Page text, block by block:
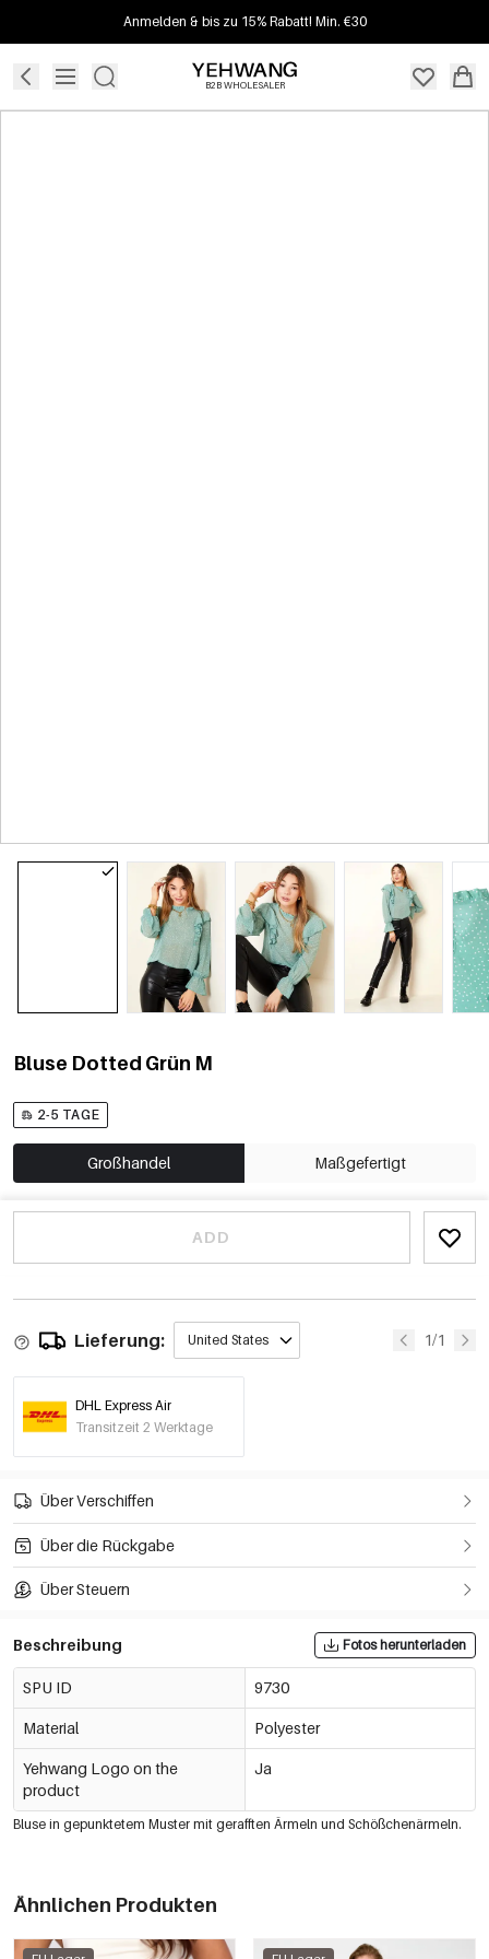
Anmelden & bis zu 15% Rabatt! Min. €30
B2B WHOLESALER
Bluse Dotted Grün M
2-5 TAGE
Großhandel Maßgefertigt
ADD
Lieferung: United States 1/1
DHL Express Air
Transitzeit 2 Werktage
Über Verschiffen
Über die Rückgabe
Über Steuern
Beschreibung Fotos herunterladen
SPU ID 9730
Material Polyester
Yehwang Logo on the
product
Ja
Bluse in gepunktetem Muster mit gerafften Ärmeln und Schößchenärmeln.
Ähnlichen Produkten